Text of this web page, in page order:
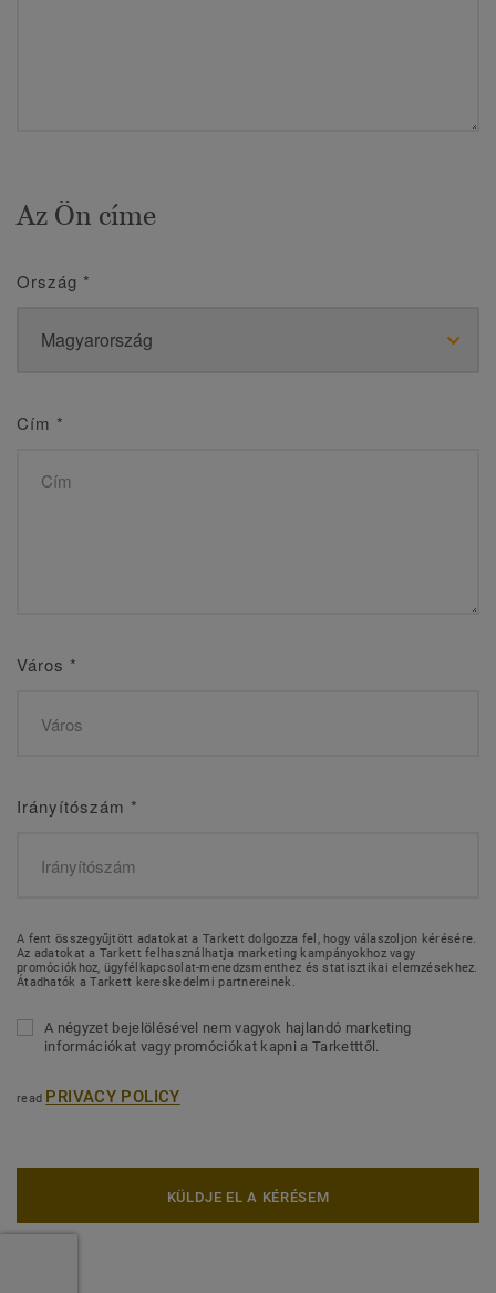
Az Ön címe
Ország *
Cím *
Város *
Irányítószám *
A fent összegyűjtött adatokat a Tarkett dolgozza fel, hogy válaszoljon kérésére.
Az adatokat a Tarkett felhasználhatja marketing kampányokhoz vagy
promóciókhoz, ügyfélkapcsolat-menedzsmenthez és statisztikai elemzésekhez.
Átadhatók a Tarkett kereskedelmi partnereinek.
A négyzet bejelölésével nem vagyok hajlandó marketing
információkat vagy promóciókat kapni a Tarketttől.
read PRIVACY POLICY
KÜLDJE EL A KÉRÉSEM